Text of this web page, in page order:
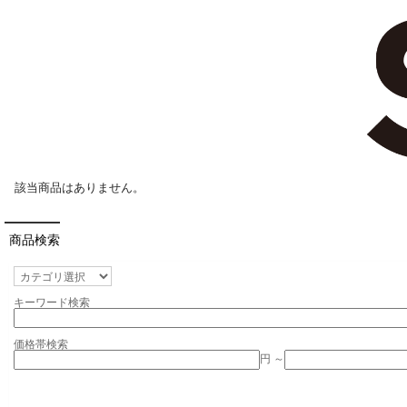
該当商品はありません。
商品検索
キーワード検索
価格帯検索
円 ～